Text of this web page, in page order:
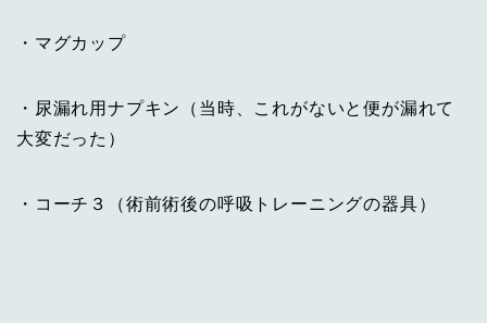
・マグカップ
・尿漏れ用ナプキン（当時、これがないと便が漏れて
大変だった）
・コーチ３（術前術後の呼吸トレーニングの器具）